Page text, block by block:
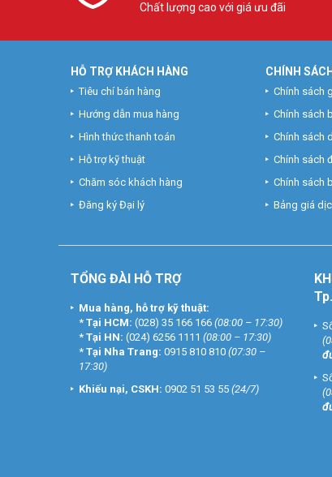
Chất lượng cao với giá ưu đãi
HỖ TRỢ KHÁCH HÀNG
Tiêu chí bán hàng
Hướng dẫn mua hàng
Hình thức thanh toán
Hỗ trợ kỹ thuật
Chăm sóc khách hàng
Đăng ký Đại lý
CHÍNH
Chính sách
Chính sách
Chính sách
Chính sách
Chính sách
Bảng giá
TỔNG ĐÀI HỖ TRỢ
Mua hàng, hỗ trợ kỹ thuật:
* Tại HCM: (028) 35 166 166 (08:00 – 17:30)
* Tại HN: (024) 6256 1111 (08:00 – 17:30)
* Tại Nha Trang: 0915 810 810 (07:30 –
17:30)
Khiếu nại, CSKH: 0902 51 53 55 (24/7)